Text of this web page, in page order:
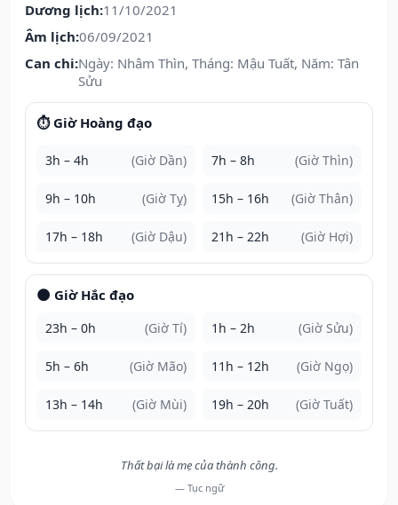
Dương lịch:11/10/2021
Âm lịch:06/09/2021
Can chi:Ngày: Nhâm Thìn, Tháng: Mậu Tuất, Năm: Tân
Sửu
⏱️ Giờ Hoàng đạo
3h – 4h (Giờ Dần) 7h – 8h (Giờ Thìn)
9h – 10h (Giờ Tỵ) 15h – 16h (Giờ Thân)
17h – 18h (Giờ Dậu) 21h – 22h (Giờ Hợi)
🌑 Giờ Hắc đạo
23h – 0h (Giờ Tí) 1h – 2h (Giờ Sửu)
5h – 6h (Giờ Mão) 11h – 12h (Giờ Ngọ)
13h – 14h (Giờ Mùi) 19h – 20h (Giờ Tuất)
Thất bại là mẹ của thành công.
— Tục ngữ